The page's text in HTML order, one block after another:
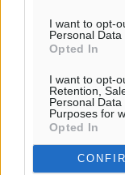
I want to opt-
Personal Data
Opted In
I want to opt-
Retention,
Personal
Purposes for
Opted In